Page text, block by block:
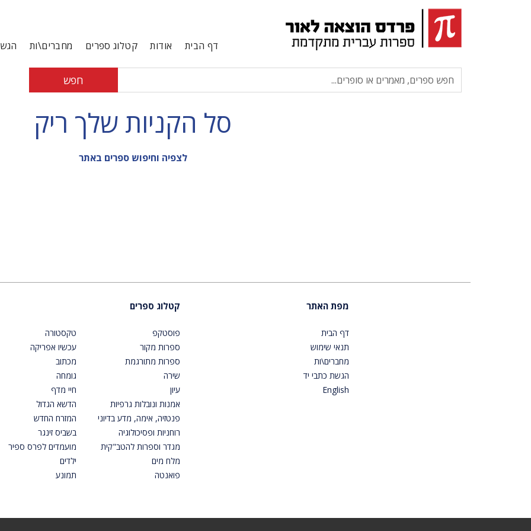
דף הבית אודות קטלוג ספרים מחברים\ות
חפש
סל הקניות שלך ריק
לצפיה וחיפוש ספרים באתר
מפת האתר
דף הבית
תנאי שימוש
מחברים\ות
הגשת כתבי יד
English
קטלוג ספרים
פוסטקפ
ספרות מקור
ספרות מתורגמת
שירה
עיון
אמנות ונובלות גרפיות
פנטזיה, אימה, מדע בדיוני
רוחניות ופסיכולוגיה
מגדר וספרות להטב"קית
מלח מים
פואנטה
טקסטורה
עכשיו אפריקה
מכתוב
גומחה
חיי מדף
הדשא הגדול
המזרח החדש
בשביס זינגר
מועמדים לפרס ספיר
ילדים
תמונע